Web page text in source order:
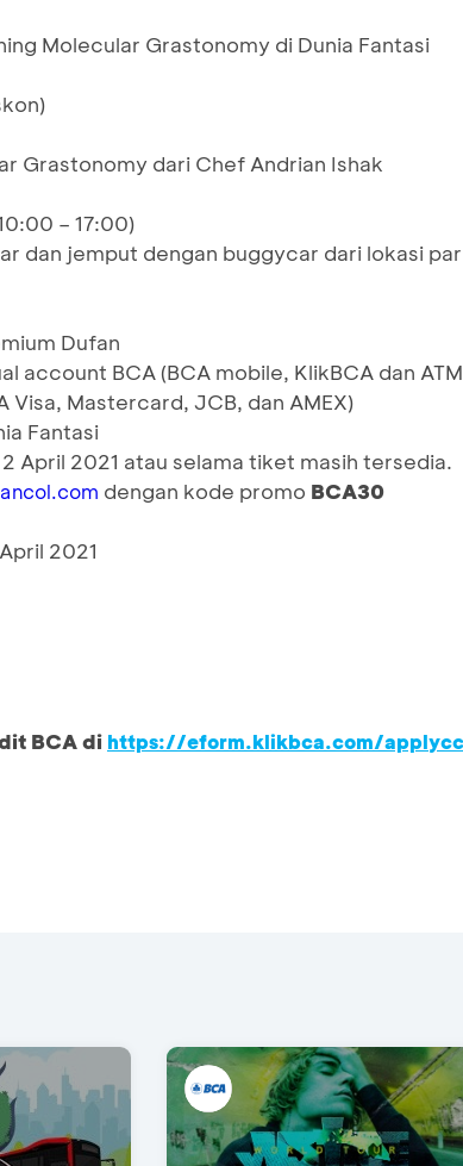
Molecular Grastonomy di Dunia Fantasi
Grastonomy dari Chef Andrian Ishak
– 17:00)
dan jemput dengan buggycar dari lokasi
Dufan
account BCA (BCA mobile, KlikBCA dan ATM
Visa, Mastercard, JCB, dan AMEX)
Fantasi
April 2021 atau selama tiket masih tersedia.
dengan kode promo BCA30
2021
BCA di https://eform.klikbca.com/